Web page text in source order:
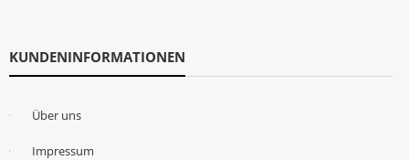
KUNDENINFORMATIONEN
Über uns
Impressum